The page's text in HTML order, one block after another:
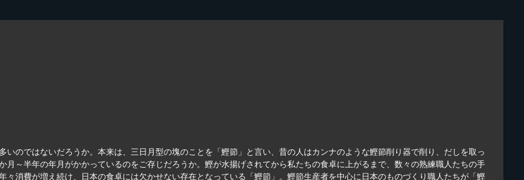
いのではないだろうか。本来は、三日月型の塊のことを「鰹節」と言い、昔の人はカンナのような鰹節削り器で削り、だしを取っ
月～半年の年月がかかっているのをご存じだろうか。鰹が水揚げされてから私たちの食卓に上がるまで、数々の熟練職人たちの手
々消費が増え続け、日本の食卓には欠かせない存在となっている「鰹節」。鰹節生産者を中心に日本のものづくり職人たちが「鰹